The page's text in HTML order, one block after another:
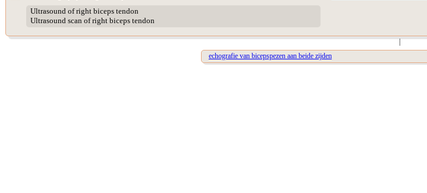
Ultrasound of right biceps tendon
Ultrasound scan of right biceps tendon
|
echografie van bicepspezen aan beide zijden